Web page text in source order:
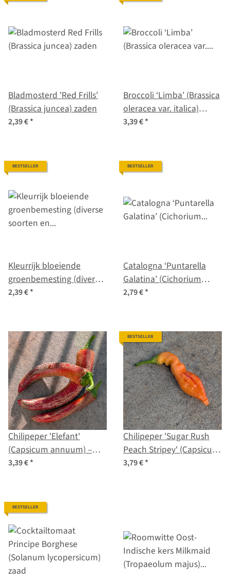
Bladmosterd 'Red Frills'
(Brassica juncea) zaden
2,39 €*
Broccoli ‘Limba’ (Brassica
oleracea var. italica)
biologisch zaad
3,39 €*
BESTSELLER
Kleurrijk bloeiende
groenbemesting (diverse
soorten en variëteiten)
2,39 €*
BESTSELLER
Catalogna ‘Puntarella
Galatina’ (Cichorium
intybus var. foliosum)
2,79 €*
Chilipeper 'Elefant'
(Capsicum annuum) –
Biologische zaden
3,39 €*
BESTSELLER
Chilipeper 'Sugar Rush
Peach Stripey' (Capsicum
baccatum) zaden
3,79 €*
BESTSELLER